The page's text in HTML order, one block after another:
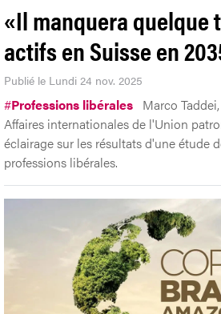
«Il manquera quelque
actifs en Suisse en
Publié le Lundi 24 nov. 2025
#Professions libérales Marco
Affaires internationales de l'Union
éclairage sur les résultats d'une étude
professions libérales.